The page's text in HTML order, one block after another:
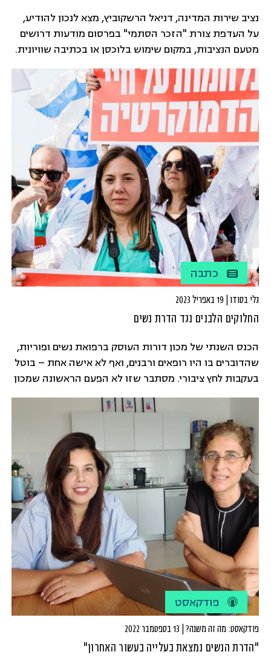
נציב שירות המדינה, דניאל הרשקוביץ, מצא לנכון להודיע,
על העדפת צורת "הזכר הסתמי" בפרסום מודעות דרושים
מטעם הנציבות, במקום שימוש בלוכסן או בכתיבה שוויונית.
אז אולי הזכר הוא סתמי, אבל כל השאר ממש לא! בעולם
המקצועי ובעולם החברתי השפה היא פוליטית, ואנחנו יצורים
פוליטיים. כמו שכתבה כל כך יפה שימבורסקה: בשירה אֲנַחְנוּ
יַלְדֵי הַתְּקוּפָה.
כתבה
גלי בסודו | 19 באפריל 2023
החלוקים הלבנים נגד הדרת נשים
הכנס השנתי של מכון דורות העוסק ברפואת נשים ופוריות,
שהדוברים בו היו רופאים ורבנים, ואף לא אישה אחת – בוטל
בעקבות לחץ ציבורי. מסתבר שזו לא הפעם הראשונה שמכון
דורות מקיימים כנסים שכאלה, וגם בעבר הופעל לחץ על
רופאים, והיו גם כאלה שביטלו, ובכל זאת, משהו הפעם היה
שונה. דיברתי עם ד"ר הילה מרקוביץ - רופאת משפחה
בכללית, שיחד עם פרופ' שרון פרלמן - רופאת נשים בכירה
מבלינסון הובילה מהלך מחאתי שהביא בסופו של דבר
לביטול הכנס.
פודקאסט
פודקאסט: מה זה משנה? | 13 בספטמבר 2022
"הדרת הנשים נמצאת בעלייה בעשור האחרון"